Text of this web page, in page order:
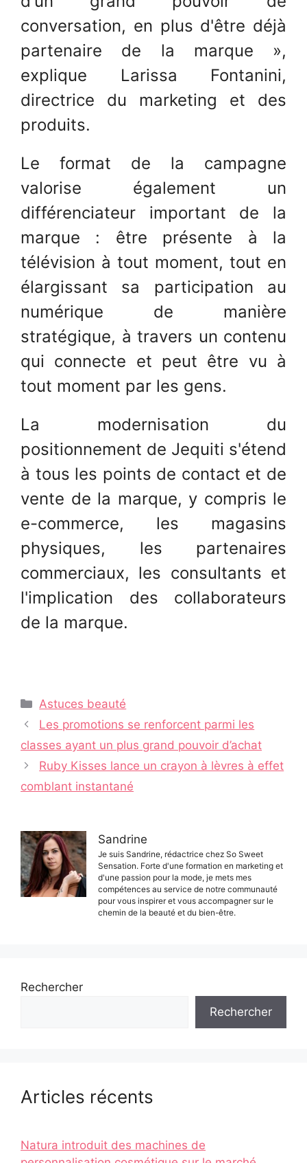
conversation, en plus d'être déjà
partenaire de la marque »,
explique Larissa Fontanini,
directrice du marketing et des
produits.
Le format de la campagne
valorise également un
différenciateur important de la
marque : être présente à la
télévision à tout moment, tout en
élargissant sa participation au
numérique de manière
stratégique, à travers un contenu
qui connecte et peut être vu à
tout moment par les gens.
La modernisation du
positionnement de Jequiti s'étend
à tous les points de contact et de
vente de la marque, y compris le
e-commerce, les magasins
physiques, les partenaires
commerciaux, les consultants et
l'implication des collaborateurs
de la marque.
Catégories
Astuces beauté
Navigation
des
Les promotions se renforcent parmi les
classes ayant un plus grand pouvoir d’achat
Ruby Kisses lance un crayon à lèvres à effet
comblant instantané
Sandrine
Je suis Sandrine, rédactrice chez So Sweet
Sensation. Forte d'une formation en marketing et
d'une passion pour la mode, je mets mes
compétences au service de notre communauté
pour vous inspirer et vous accompagner sur le
chemin de la beauté et du bien-être.
Rechercher
Rechercher
Articles récents
Natura introduit des machines de